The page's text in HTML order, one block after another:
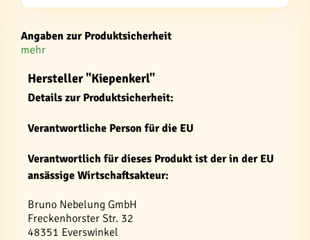
Angaben zur Produktsicherheit
mehr
Hersteller "Kiepenkerl"
Details zur Produktsicherheit:
Verantwortliche Person für die EU
Verantwortlich für dieses Produkt ist der in der EU
ansässige Wirtschaftsakteur:
Bruno Nebelung GmbH
Freckenhorster Str. 32
48351 Everswinkel